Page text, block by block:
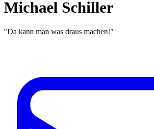
Michael Schiller
"Da kann man was draus machen!"